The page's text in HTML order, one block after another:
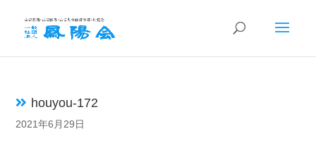
houyou-172
2021年6月29日